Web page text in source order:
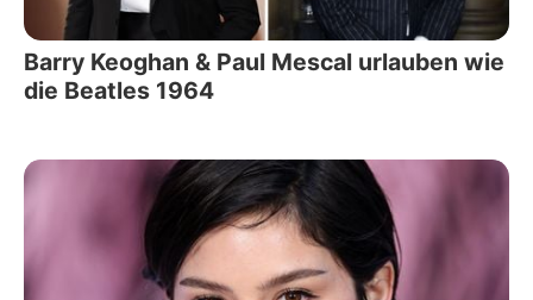
Barry Keoghan & Paul Mescal urlauben wie
die Beatles 1964